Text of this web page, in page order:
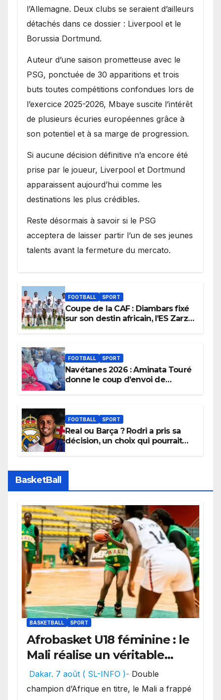
l’Allemagne. Deux clubs se seraient d’ailleurs
détachés dans ce dossier : Liverpool et le
Borussia Dortmund.
Auteur d’une saison prometteuse avec le
PSG, ponctuée de 30 apparitions et trois
buts toutes compétitions confondues lors de
l’exercice 2025-2026, Mbaye suscite l’intérêt
de plusieurs écuries européennes grâce à
son potentiel et à sa marge de progression.
Si aucune décision définitive n’a encore été
prise par le joueur, Liverpool et Dortmund
apparaissent aujourd’hui comme les
destinations les plus crédibles.
Reste désormais à savoir si le PSG
acceptera de laisser partir l’un de ses jeunes
talents avant la fermeture du mercato.
FOOTBALL SPORT
Coupe de la CAF : Diambars fixé
sur son destin africain, l’ES Zarzis
FOOTBALL SPORT
Navétanes 2026 : Aminata Touré
donne le coup d’envoi de
apaisées.
FOOTBALL SPORT
Real ou Barça ? Rodri a pris sa
décision, un choix qui pourrait
BasketBall
BASKETBALL SPORT
Afrobasket U18 féminine : le
Mali réalise un véritable
festival offensif et inflige
une lourde défaite au
Dakar. 7 août ( SL-INFO )- Double
champion d’Afrique en titre, le Mali a frappé